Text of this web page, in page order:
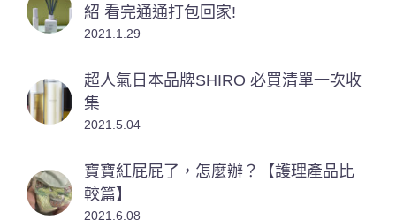
紹 看完通通打包回家!
2021.1.29
超人氣日本品牌SHIRO 必買清單一次收
集
2021.5.04
寶寶紅屁屁了，怎麼辦？【護理產品比
較篇】
2021.6.08